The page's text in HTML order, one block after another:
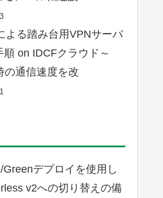
よる踏み台用VPNサーバ
順 on IDCFクラウド～
の通信速度を改
デプロイを使用し
v2への切り替えの備